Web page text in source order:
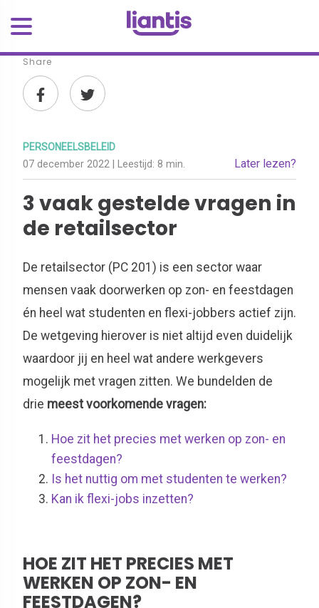
Share
PERSONEELSBELEID
07 december 2022 | Leestijd: 8 min. Later lezen?
3 vaak gestelde vragen in
de retailsector
De retailsector (PC 201) is een sector waar
mensen vaak doorwerken op zon- en feestdagen
én heel wat studenten en flexi-jobbers actief zijn.
De wetgeving hierover is niet altijd even duidelijk
waardoor jij en heel wat andere werkgevers
mogelijk met vragen zitten. We bundelden de
drie meest voorkomende vragen:
Hoe zit het precies met werken op zon- en
feestdagen?
Is het nuttig om met studenten te werken?
Kan ik flexi-jobs inzetten?
HOE ZIT HET PRECIES MET
WERKEN OP ZON- EN
FEESTDAGEN?